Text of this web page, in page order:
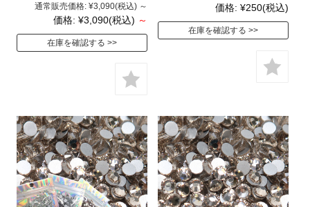
通常販売価格: ¥3,090(税込) ～
価格: ¥3,090(税込) ～
在庫を確認する
価格: ¥250(税込)
在庫を確認する